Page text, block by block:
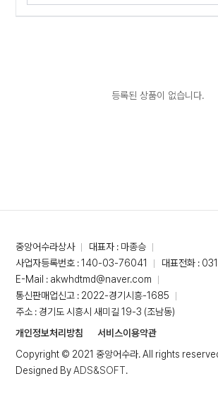
등록된 상품이 없습니다.
중앙어수라상사
대표자 : 마종승
사업자등록번호 : 140-03-76041
대표전화 :
E-Mail : akwhdtmd@naver.com
통신판매업신고 : 2022-경기시흥-1685
주소 : 경기도 시흥시 새미길 19-3 (조남동)
개인정보처리방침
서비스이용약관
Copyright © 2021 중앙어수라. All rights
Designed ByADS&SOFT.